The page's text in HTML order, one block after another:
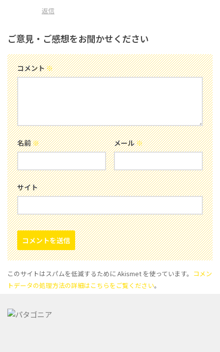
返信
ご意見・ご感想をお聞かせください
コメント※
名前※ メール※
サイト
このサイトはスパムを低減するために Akismet を使っています。 コメン
トデータの処理方法の詳細はこちらをご覧ください。